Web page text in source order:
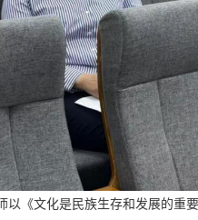
以《文化是民族生存和发展的重